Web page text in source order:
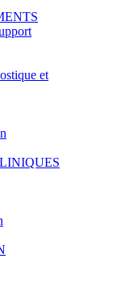
et